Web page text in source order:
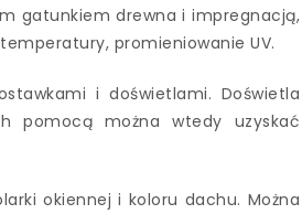
gatunkiem drewna i impregnacją,
promieniowanie UV.
i doświetlami. Doświetla
pomocą można wtedy uzyskać
okiennej i koloru dachu. Można